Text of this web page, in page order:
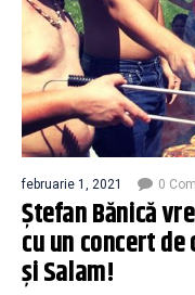
februarie 1, 2021 0
Ştefan Bănică
cu un concert
şi Salam!